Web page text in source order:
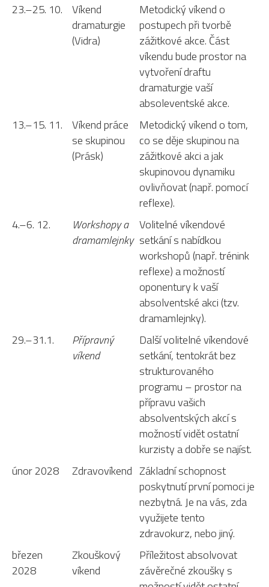
23.–25. 10.
Víkend
dramaturgie
(Vidra)
Metodický víkend o
postupech při tvorbě
zážitkové akce. Část
víkendu bude prostor na
vytvoření draftu
dramaturgie vaší
absoleventské akce.
13.–15. 11.
Víkend práce
se skupinou
(Prásk)
Metodický víkend o tom,
co se děje skupinou na
zážitkové akci a jak
skupinovou dynamiku
ovlivňovat (např. pomocí
reflexe).
4.–6. 12.
Workshopy a
dramamlejnky
Volitelné víkendové
setkání s nabídkou
workshopů (např. trénink
reflexe) a možností
oponentury k vaší
absolventské akci (tzv.
dramamlejnky).
29.–31.1.
Přípravný
víkend
Další volitelné víkendové
setkání, tentokrát bez
strukturovaného
programu – prostor na
přípravu vašich
absolventských akcí s
možností vidět ostatní
kurzisty a dobře se najíst.
únor 2028
Zdravovíkend Základní schopnost
poskytnutí první pomoci je
nezbytná. Je na vás, zda
využijete tento
zdravokurz, nebo jiný.
březen
2028
Zkouškový
víkend
Příležitost absolvovat
závěrečné zkoušky s